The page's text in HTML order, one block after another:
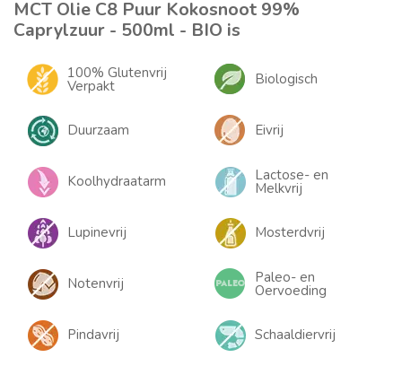
MCT Olie C8 Puur Kokosnoot 99%
Caprylzuur - 500ml - BIO is
100% Glutenvrij
Verpakt Biologisch
Duurzaam Eivrij
Koolhydraatarm Lactose- en
Melkvrij
Lupinevrij Mosterdvrij
Notenvrij Paleo- en
Oervoeding
Pindavrij Schaaldiervrij